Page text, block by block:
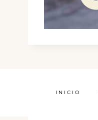
INICIO